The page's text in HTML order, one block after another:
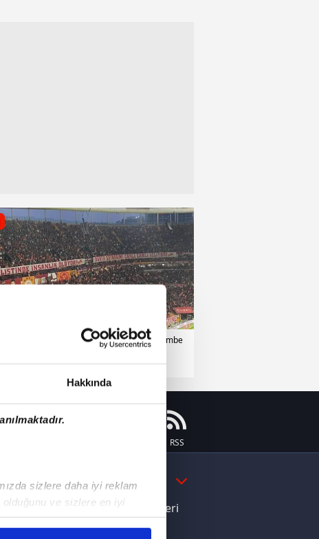
Hakkında
sizlere daha iyi reklam
ve sizlere en iyi
karşılamak
17 Nisan 2025 | Perşembe
RSS
DAHA FAZLA
Yamal'dan Dünya Kupası zaferi